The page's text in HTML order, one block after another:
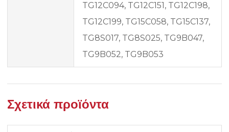
TG12C094, TG12C151, TG12C198,
TG12C199, TG15C058, TG15C137,
TG8S017, TG8S025, TG9B047,
TG9B052, TG9B053
Σχετικά προϊόντα